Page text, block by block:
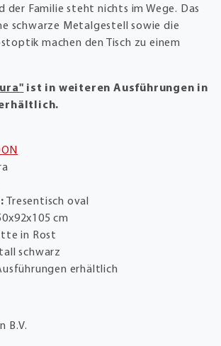
der Familie steht nichts im Wege. Das
schwarze Metalgestell sowie die
machen den Tisch zu einem
ist in weiteren Ausführungen in
Tresentisch oval
cm
in Rost
schwarz
erhältlich
B.V.